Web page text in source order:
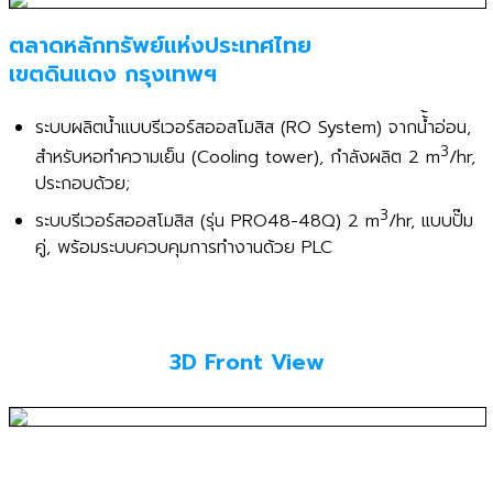
ตลาดหลักทรัพย์แห่งประเทศไทย
เขตดินแดง กรุงเทพฯ
ระบบผลิตน้ำแบบรีเวอร์สออสโมสิส (RO System) จากน้้ำอ่อน,
สำหรับหอทำความเย็น (Cooling tower), กำลังผลิต 2 m3/hr,
ประกอบด้วย;
ระบบรีเวอร์สออสโมสิส (รุ่น PRO48-48Q) 2 m3/hr, แบบปั๊ม
คู่, พร้อมระบบควบคุมการทำงานด้วย PLC
3D Front View